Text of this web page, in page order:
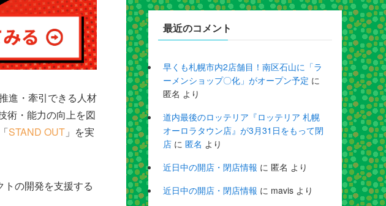
進・牽引できる人材
術・能力の向上を図
STAND OUT 」を実
の開発を支援する
最近のコメント
早くも札幌市内2店舗目！南区石山に「ラ
ーメンショップ〇化」がオープン予定 に
匿名 より
道内最後のロッテリア『ロッテリア 札幌
オーロラタウン店』が3月31日をもって閉
店 に 匿名 より
近日中の開店・閉店情報 に 匿名 より
近日中の開店・閉店情報 に mavis より